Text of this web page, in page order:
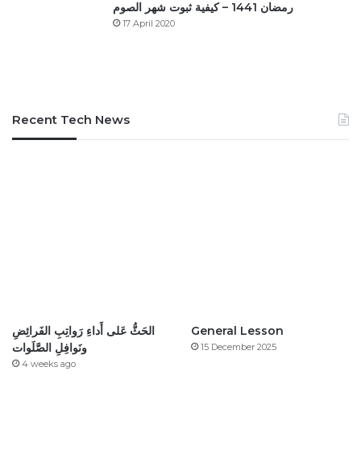
رمضان 1441 – كيفية ثبوت شهر الصوم
17 April 2020
Recent Tech News
الحَثُّ عَلى أَداءِ رَواتِبِ الفَرائِضِ
ونَوافِلِ الصَّلَوات
4 weeks ago
General Lesson
15 December 2025